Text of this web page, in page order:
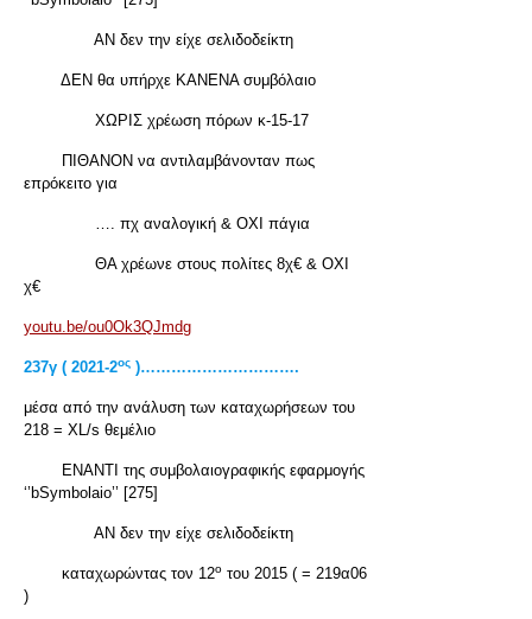
ΑΝ δεν την είχε σελιδοδείκτη
ΔΕΝ θα υπήρχε ΚΑΝΕΝΑ συμβόλαιο
ΧΩΡΙΣ χρέωση πόρων κ-15-17
ΠΙΘΑΝΟΝ να αντιλαμβάνονταν πως
επρόκειτο για
…. πχ αναλογική & ΟΧΙ πάγια
ΘΑ χρέωνε στους πολίτες 8χ€ & ΟΧΙ
χ€
youtu.be/ou0Ok3QJmdg
237γ ( 2021-2ος )………………………….
μέσα από την ανάλυση των καταχωρήσεων του
218 = XL/s θεμέλιο
ΕΝΑΝΤΙ της συμβολαιογραφικής εφαρμογής
‘’bSymbolaio’’ [275]
ΑΝ δεν την είχε σελιδοδείκτη
καταχωρώντας τον 12ο του 2015 ( = 219α06
)